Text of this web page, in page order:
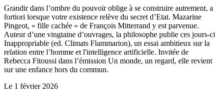
Grandir dans l’ombre du pouvoir oblige à se construire autrement, a
fortiori lorsque votre existence relève du secret d’Etat. Mazarine
Pingeot, « fille cachée » de François Mitterrand y est parvenue.
Auteur d’une vingtaine d’ouvrages, la philosophe publie ces jours-ci
Inappropriable (ed. Climats Flammarion), un essai ambitieux sur la
relation entre l’homme et l'intelligence artificielle. Invitée de
Rebecca Fitoussi dans l’émission Un monde, un regard, elle revient
sur une enfance hors du commun.
Le 1 février 2026